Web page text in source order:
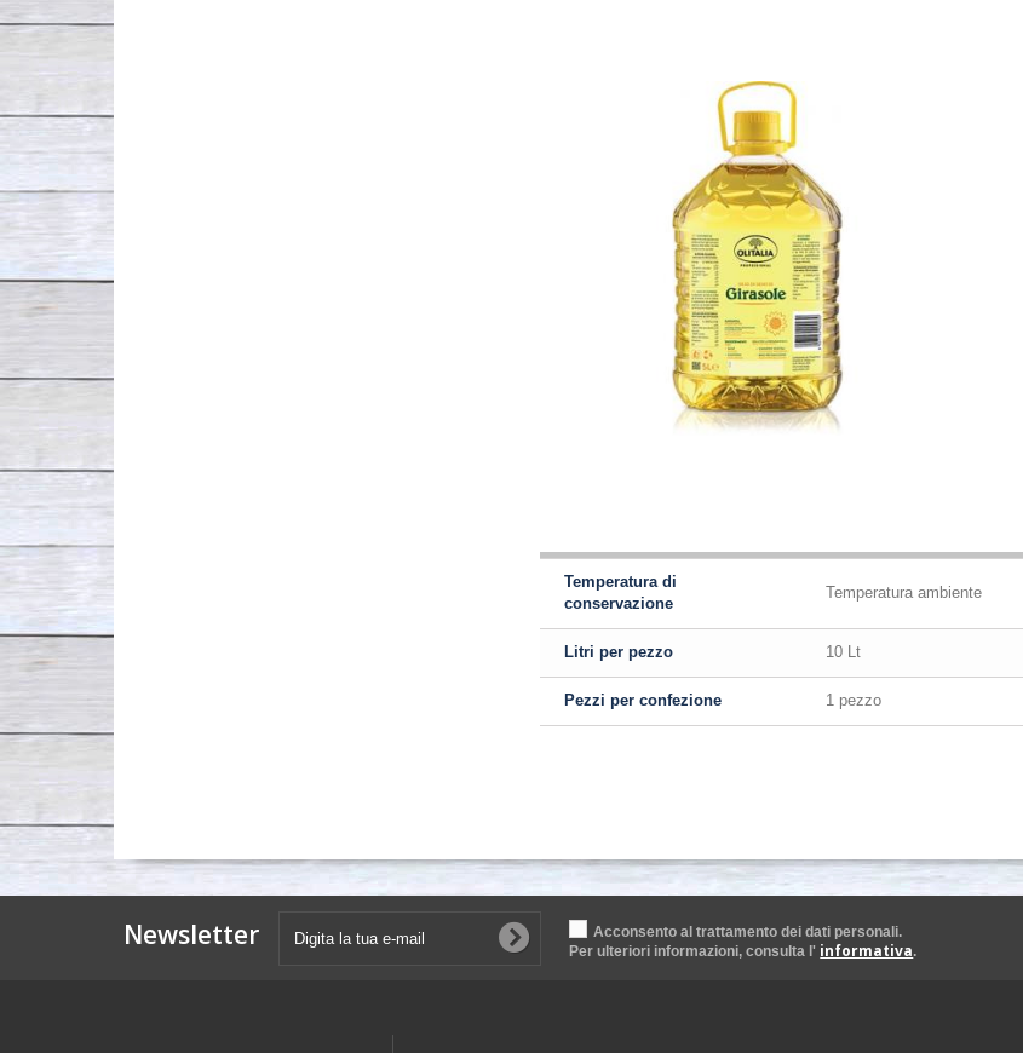
Temperatura di
conservazione
Temperatura ambiente
Litri per pezzo 10 Lt
Pezzi per confezione 1 pezzo
Newsletter
Acconsento al trattamento dei dati personali.
Per ulteriori informazioni, consulta l' informativa.